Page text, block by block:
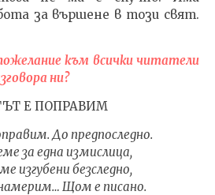
за вършене в този свят.
към всички читатели
ни?
Е ПОПРАВИМ
До предпоследно.
за една измислица,
изгубени безследно,
намерим… Щом е писано.